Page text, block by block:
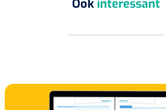
Ook interessant